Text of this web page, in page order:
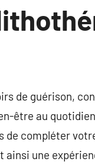
de guérison,
être au
de compléter
une